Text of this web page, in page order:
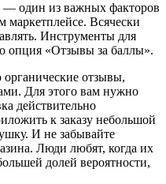
— один из важных факторов
Всячески
Инструменты для
опция «Отзывы за баллы».
отзывы,
Для этого вам нужно
действительно
к заказу небольшой
И не забывайте
Люди любят, когда их
долей вероятности,